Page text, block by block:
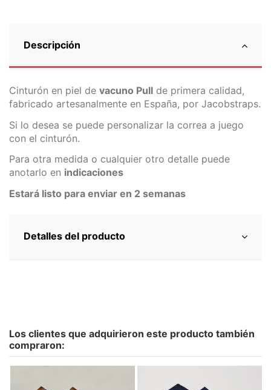
Descripción
Cinturón en piel de vacuno Pull de primera calidad,
fabricado artesanalmente en España, por Jacobstraps.
Si lo desea se puede personalizar la correa a juego
con el cinturón.
Para otra medida o cualquier otro detalle puede
anotarlo en indicaciones
Estará listo para enviar en 2 semanas
Detalles del producto
Los clientes que adquirieron este producto también
compraron: